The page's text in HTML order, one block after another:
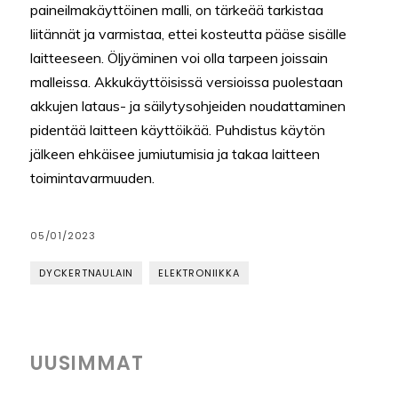
paineilmakäyttöinen malli, on tärkeää tarkistaa
liitännät ja varmistaa, ettei kosteutta pääse sisälle
laitteeseen. Öljyäminen voi olla tarpeen joissain
malleissa. Akkukäyttöisissä versioissa puolestaan
akkujen lataus- ja säilytysohjeiden noudattaminen
pidentää laitteen käyttöikää. Puhdistus käytön
jälkeen ehkäisee jumiutumisia ja takaa laitteen
toimintavarmuuden.
05/01/2023
DYCKERTNAULAIN ELEKTRONIIKKA
UUSIMMAT